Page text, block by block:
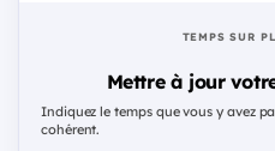
TEMPS SUR
Mettre à jour
Indiquez le temps que vous y avez
cohérent.